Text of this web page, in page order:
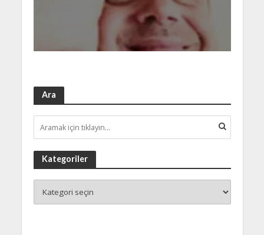
Ara
Kategoriler